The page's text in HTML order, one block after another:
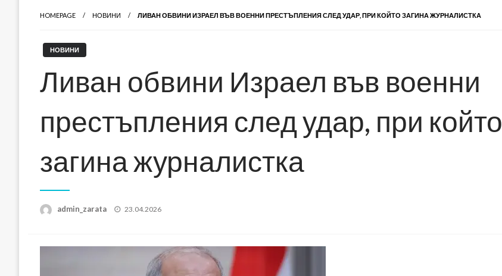
HOMEPAGE НОВИНИ ЛИВАН ОБВИНИ ИЗРАЕЛ ВЪВ ВОЕННИ ПРЕСТЪПЛЕНИЯ СЛЕД УДАР, ПРИ КОЙТО ЗАГИНА ЖУРНАЛИСТКА
НОВИНИ
Ливан обвини Израел във военни
престъпления след удар, при който
загина журналистка
admin_zarata
Posted
23.04.2026